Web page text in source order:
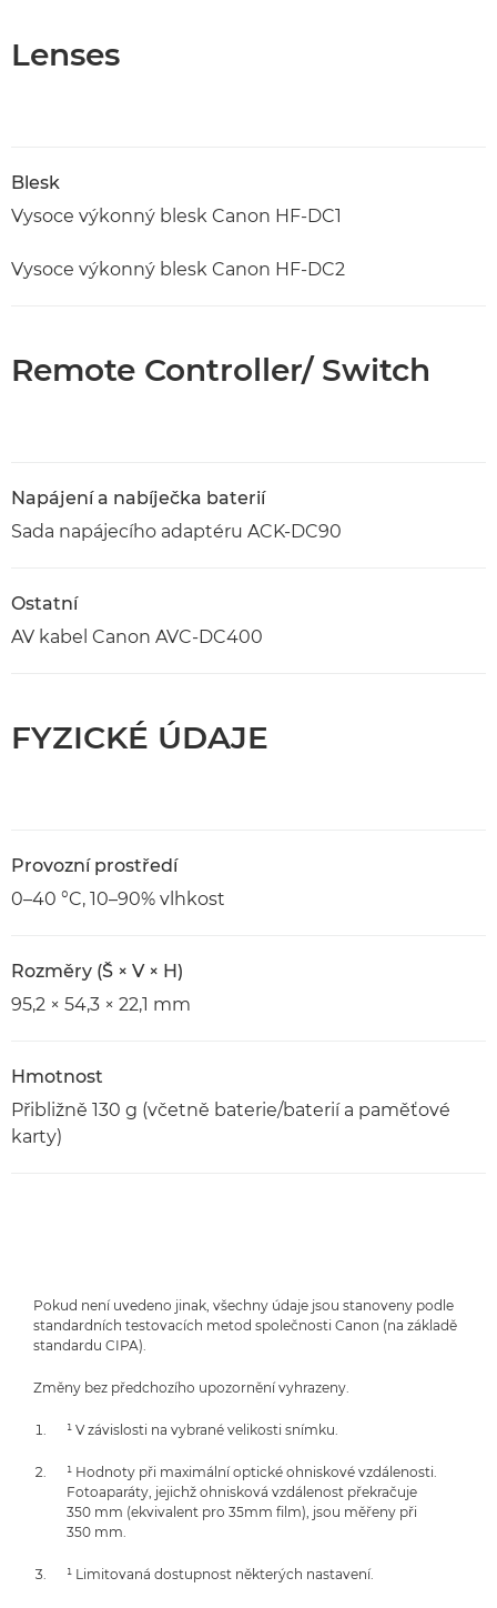
Lenses
Blesk
Vysoce výkonný blesk Canon HF-DC1
Vysoce výkonný blesk Canon HF-DC2
Remote Controller/ Switch
Napájení a nabíječka baterií
Sada napájecího adaptéru ACK-DC90
Ostatní
AV kabel Canon AVC-DC400
FYZICKÉ ÚDAJE
Provozní prostředí
0–40 °C, 10–90% vlhkost
Rozměry (Š × V × H)
95,2 × 54,3 × 22,1 mm
Hmotnost
Přibližně 130 g (včetně baterie/baterií a paměťové
karty)
Pokud není uvedeno jinak, všechny údaje jsou stanoveny podle
standardních testovacích metod společnosti Canon (na základě
standardu CIPA).
Změny bez předchozího upozornění vyhrazeny.
¹ V závislosti na vybrané velikosti snímku.
¹ Hodnoty při maximální optické ohniskové vzdálenosti.
Fotoaparáty, jejichž ohnisková vzdálenost překračuje
350 mm (ekvivalent pro 35mm film), jsou měřeny při
350 mm.
¹ Limitovaná dostupnost některých nastavení.